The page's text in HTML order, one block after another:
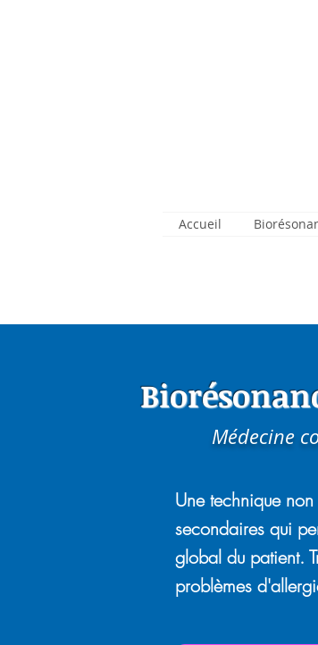
Accueil
Médecine
Une technique
secondaires qui
global du patient.
problèmes